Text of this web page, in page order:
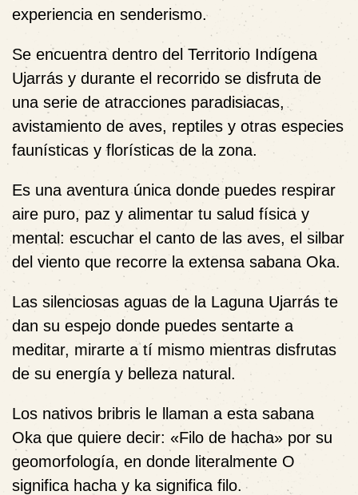
experiencia en senderismo.
Se encuentra dentro del Territorio Indígena
Ujarrás y durante el recorrido se disfruta de
una serie de atracciones paradisiacas,
avistamiento de aves, reptiles y otras especies
faunísticas y florísticas de la zona.
Es una aventura única donde puedes respirar
aire puro, paz y alimentar tu salud física y
mental: escuchar el canto de las aves, el silbar
del viento que recorre la extensa sabana Oka.
Las silenciosas aguas de la Laguna Ujarrás te
dan su espejo donde puedes sentarte a
meditar, mirarte a tí mismo mientras disfrutas
de su energía y belleza natural.
Los nativos bribris le llaman a esta sabana
Oka que quiere decir: «Filo de hacha» por su
geomorfología, en donde literalmente O
significa hacha y ka significa filo.